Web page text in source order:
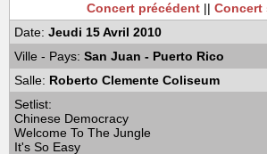
Concert précédent|| Concert
Date:Jeudi 15 Avril 2010
Ville - Pays:San Juan - Puerto Rico
Salle: Roberto Clemente Coliseum
Setlist:
Chinese Democracy
Welcome To The Jungle
It's So Easy